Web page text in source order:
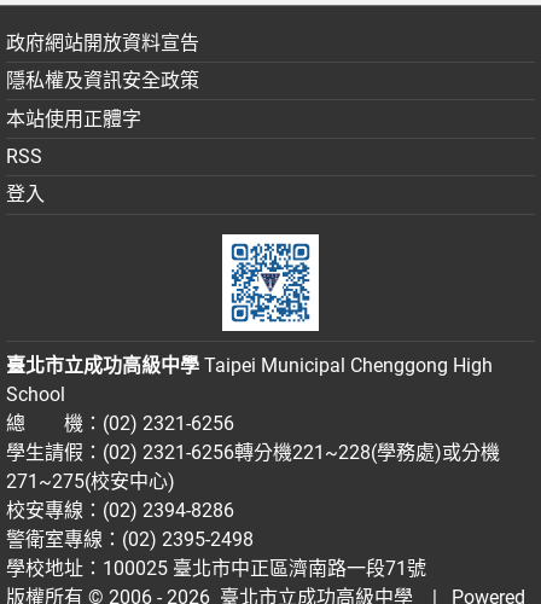
政府網站開放資料宣告
隱私權及資訊安全政策
本站使用正體字
RSS
登入
臺北市立成功高級中學 Taipei Municipal Chenggong High
School
總 機：(02) 2321-6256
學生請假：(02) 2321-6256轉分機221~228(學務處)或分機
271~275(校安中心)
校安專線：(02) 2394-8286
警衛室專線：(02) 2395-2498
學校地址：100025 臺北市中正區濟南路一段71號
版權所有 © 2006 - 2026 臺北市立成功高級中學 | Powered